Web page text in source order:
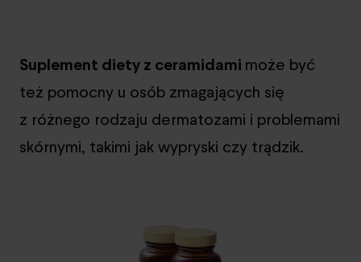
Suplement diety z ceramidami może być
też pomocny u osób zmagających się
z różnego rodzaju dermatozami i problemami
skórnymi, takimi jak wypryski czy trądzik.